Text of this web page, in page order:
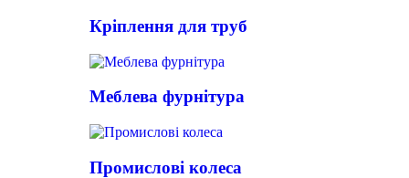
Кріплення для труб
Меблева фурнітура
Промислові колеса